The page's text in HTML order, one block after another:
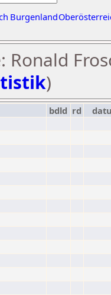
Burgenland
Ronald
)
bdld rd